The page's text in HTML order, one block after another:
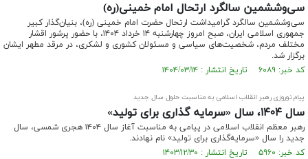
سی‌وششمین سالگرد ارتحال امام خمینی(ره)
سی‌وششمین سالگرد گرامیداشت ارتحال حضرت امام خمینی (ره)، بنیان‌گذار کبیر
جمهوری اسلامی ایران، صبح امروز چهارشنبه ۱۴ خرداد ۱۴۰۴، با حضور پرشور اقشار
مختلف مردم، شخصیت‌های سیاسی و مسئولان کشوری و لشکری، در مرقد مطهر ایشان
برگزار شد.
کد خبر: ۶۰۸۹ تاریخ انتشار : ۱۴۰۴/۰۳/۱۴
پیام نوروزی رهبر انقلاب اسلامی به مناسبت حلول سال جدید
سال ۱۴۰۴، سال «سرمایه گذاری برای تولید»
رهبر معظم انقلاب اسلامی در پیامی به مناسبت آغاز سال ۱۴۰۴ هجری شمسی، سال
جدید را سال «سرمایه‌گذاری برای تولید» نام نهادند.
کد خبر: ۵۹۶۰ تاریخ انتشار : ۱۴۰۳/۱۲/۳۰